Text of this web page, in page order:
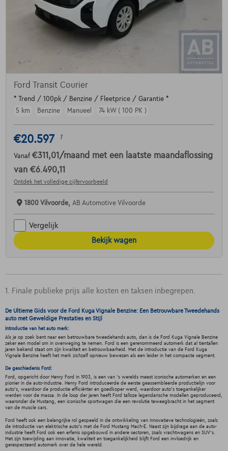
Ford Transit Courier
* Trend / 100pk / Benzine / Fleetprice / Garantie *
5 km
Benzine Manueel 74 kW ( 100 PK )
€20.597 1
Vanaf €311,01 /maand met een laatste maandaflossing
van €6.490,11
Ontdek het volledige cijfervoorbeeld
1800 Vilvoorde, AB Automotive Vilvoorde
Vergelijk
Bekijk wagen
1. Finale publieke prijs alle kosten en taksen inbegrepen.
De Ultieme Gids voor de Ford Kuga Vignale Benzine: Een Betrouwbare Tweedehands
auto met Geweldige Prestaties en Stijl
Introductie van het auto merk:
Als je op zoek bent naar een betrouwbare tweedehands auto, dan is de Ford Kuga Vignale Benzine
zeker een model om in overweging te nemen. Ford is een gerenommeerd automerk dat al tientallen
jaren bekend staat om zijn kwaliteit en betrouwbaarheid. Met de introductie van de Ford Kuga
Vignale Benzine heeft het merk zichzelf opnieuw bewezen als een leider in het compacte segment.
De geschiedenis Ford:
Ford, opgericht door Henry Ford in 1903, is een van 's werelds meest iconische automerken en een
pionier in de auto-industrie. Henry Ford introduceerde de eerste geassembleerde productielijn voor
auto's, waardoor de productie efficiënter en goedkoper werd, waardoor auto's toegankelijker
werden voor de massa. In de loop der jaren heeft Ford talloze legendarische modellen geproduceerd,
waaronder de Mustang, een iconische sportwagen die een revolutie teweegbracht in het segment
van de muscle cars.
Ford heeft ook een belangrijke rol gespeeld in de ontwikkeling van innovatieve technologieën, zoals
de introductie van elektrische auto's met de Ford Mustang Mach-E. Naast zijn bijdrage aan de auto-
industrie heeft Ford ook een erfenis opgebouwd in andere sectoren, zoals vrachtwagens en SUV's.
Met zijn toewijding aan innovatie, kwaliteit en toegankelijkheid blijft Ford een invloedrijk en
gerespecteerd automerk over de hele wereld.